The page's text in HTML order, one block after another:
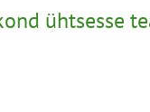
ühtsesse